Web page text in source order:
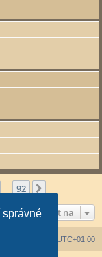
správné
92
Přejít na
UTC+01:00